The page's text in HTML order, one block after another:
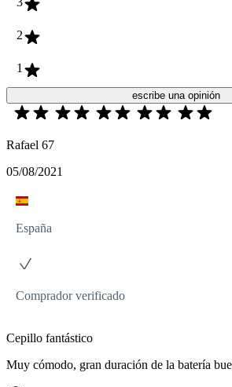
2
1
escribe una opinión
Rafael 67
05/08/2021
España
Comprador verificado
Cepillo fantástico
Muy cómodo, gran duración de la batería